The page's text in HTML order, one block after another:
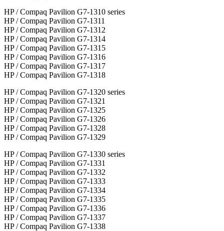
HP / Compaq Pavilion G7-1310 series
HP / Compaq Pavilion G7-1311
HP / Compaq Pavilion G7-1312
HP / Compaq Pavilion G7-1314
HP / Compaq Pavilion G7-1315
HP / Compaq Pavilion G7-1316
HP / Compaq Pavilion G7-1317
HP / Compaq Pavilion G7-1318
HP / Compaq Pavilion G7-1320 series
HP / Compaq Pavilion G7-1321
HP / Compaq Pavilion G7-1325
HP / Compaq Pavilion G7-1326
HP / Compaq Pavilion G7-1328
HP / Compaq Pavilion G7-1329
HP / Compaq Pavilion G7-1330 series
HP / Compaq Pavilion G7-1331
HP / Compaq Pavilion G7-1332
HP / Compaq Pavilion G7-1333
HP / Compaq Pavilion G7-1334
HP / Compaq Pavilion G7-1335
HP / Compaq Pavilion G7-1336
HP / Compaq Pavilion G7-1337
HP / Compaq Pavilion G7-1338